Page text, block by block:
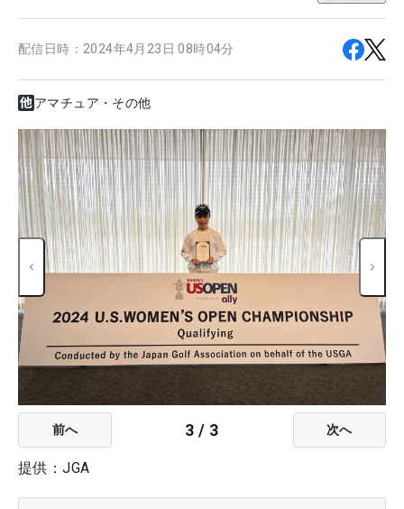
配信日時： 2024年4月23日 08時04分
アマチュア・その他
前へ 3 / 3 次へ
提供：JGA